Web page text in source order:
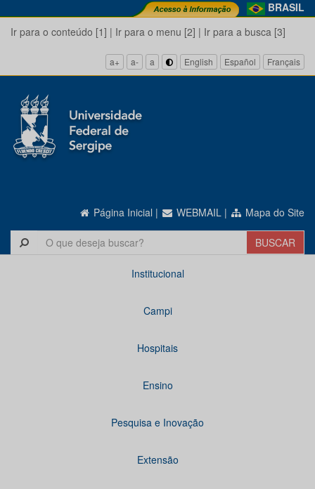
BRASIL
Ir para o conteúdo [1] | Ir para o menu [2] | Ir para a busca [3]
a+ a- a English Español Français
Página Inicial | WEBMAIL | Mapa do Site
Institucional
Campi
Hospitais
Ensino
Pesquisa e Inovação
Extensão